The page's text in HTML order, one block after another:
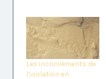
Les inconvénients de
l’isolation en